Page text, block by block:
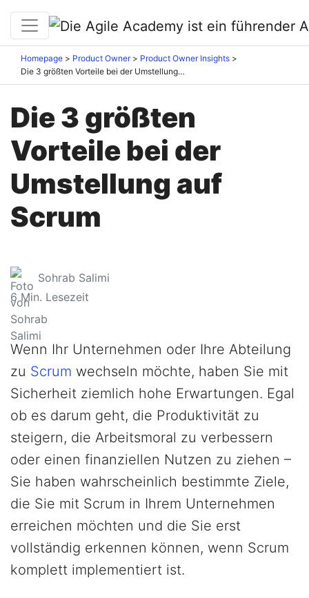
Homepage Product Owner
Product Owner Insights
Die 3 größten Vorteile bei der Umstellung auf Scrum
Die 3 größten
Vorteile bei der
Umstellung auf
Scrum
Sohrab Salimi
6Min. Lesezeit
Wenn Ihr Unternehmen oder Ihre Abteilung
zu Scrum wechseln möchte, haben Sie mit
Sicherheit ziemlich hohe Erwartungen. Egal
ob es darum geht, die Produktivität zu
steigern, die Arbeitsmoral zu verbessern
oder einen finanziellen Nutzen zu ziehen –
Sie haben wahrscheinlich bestimmte Ziele,
die Sie mit Scrum in Ihrem Unternehmen
erreichen möchten und die Sie erst
vollständig erkennen können, wenn Scrum
komplett implementiert ist.